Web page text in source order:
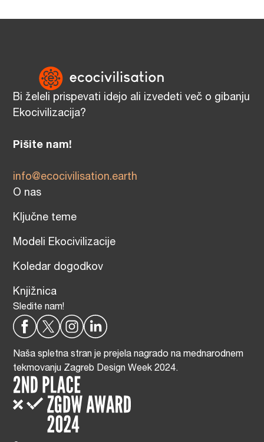
Bi želeli prispevati idejo ali izvedeti več o gibanju
Ekocivilizacija?
Pišite nam!
info@ecocivilisation.earth
O nas
Ključne teme
Modeli Ekocivilizacije
Koledar dogodkov
Knjižnica
Sledite nam!
Naša spletna stran je prejela nagrado na mednarodnem
tekmovanju Zagreb Design Week 2024.